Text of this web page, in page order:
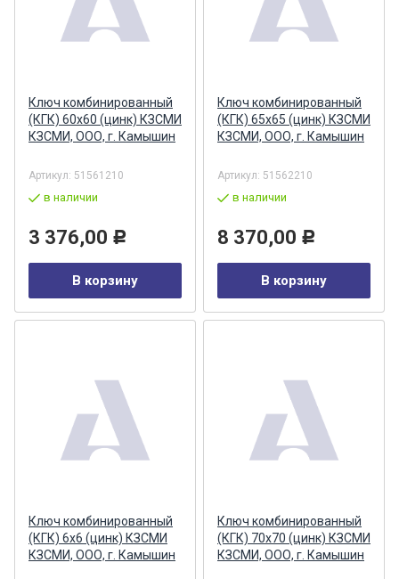
Ключ комбинированный
(КГК) 60х60 (цинк) КЗСМИ
КЗСМИ, ООО, г. Камышин
Артикул: 51561210
в наличии
3 376,00 Р
В корзину
Ключ комбинированный
(КГК) 65х65 (цинк) КЗСМИ
КЗСМИ, ООО, г. Камышин
Артикул: 51562210
в наличии
8 370,00 Р
В корзину
Ключ комбинированный
(КГК) 6х6 (цинк) КЗСМИ
КЗСМИ, ООО, г. Камышин
Ключ комбинированный
(КГК) 70х70 (цинк) КЗСМИ
КЗСМИ, ООО, г. Камышин